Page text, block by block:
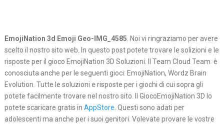
EmojiNation 3d Emoji Geo-IMG_4585. Noi vi ringraziamo per avere
scelto il nostro sito web. In questo post potete trovare le solizioni e le
risposte per il gioco EmojiNation 3D Soluzioni. Il Team Cloud Team è
conosciuta anche per le seguenti gioci: EmojiNation, Wordz Brain
Evolution. Tutte le soluzioni e risposte per i giochi di cui sopra gli
potete facilmente trovare nel nostro sito. Il GiocoEmojiNation 3D lo
potete scaricare gratis in AppStore. Questi sono adati per
adolescenti ma anche per i suoi genitori. Volevate provare le vostre